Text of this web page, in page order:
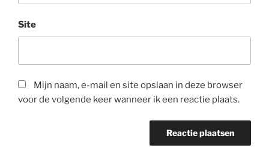
Site
Mijn naam, e-mail en site opslaan in deze browser
voor de volgende keer wanneer ik een reactie plaats.